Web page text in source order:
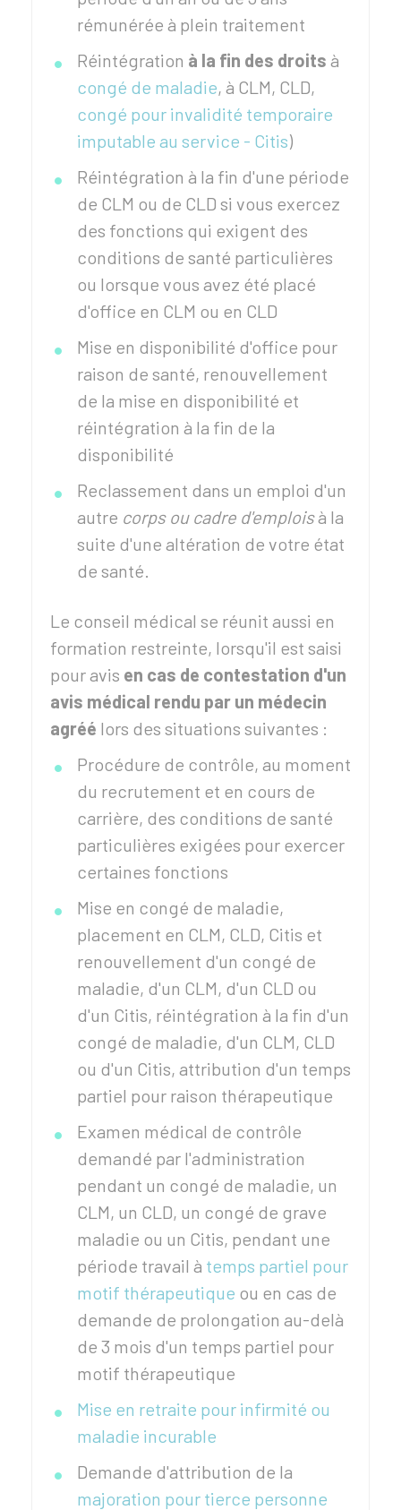
rémunérée à plein traitement
Réintégration à la fin des droits à
congé de maladie, à CLM, CLD,
congé pour invalidité temporaire
imputable au service - Citis)
Réintégration à la fin d'une période
de CLM ou de CLD si vous exercez
des fonctions qui exigent des
conditions de santé particulières
ou lorsque vous avez été placé
d'office en CLM ou en CLD
Mise en disponibilité d'office pour
raison de santé, renouvellement
de la mise en disponibilité et
réintégration à la fin de la
disponibilité
Reclassement dans un emploi d'un
autre corps ou cadre d'emploisà la
suite d'une altération de votre état
de santé.
Le conseil médical se réunit aussi en
formation restreinte, lorsqu'il est saisi
pour avis en cas de contestation d'un
avis médical rendu par un médecin
agréé lors des situations suivantes :
Procédure de contrôle, au moment
du recrutement et en cours de
carrière, des conditions de santé
particulières exigées pour exercer
certaines fonctions
Mise en congé de maladie,
placement en CLM, CLD, Citis et
renouvellement d'un congé de
maladie, d'un CLM, d'un CLD ou
d'un Citis, réintégration à la fin d'un
congé de maladie, d'un CLM, CLD
ou d'un Citis, attribution d'un temps
partiel pour raison thérapeutique
Examen médical de contrôle
demandé par l'administration
pendant un congé de maladie, un
CLM, un CLD, un congé de grave
maladie ou un Citis, pendant une
période travail à temps partiel pour
motif thérapeutique ou en cas de
demande de prolongation au-delà
de 3 mois d'un temps partiel pour
motif thérapeutique
Mise en retraite pour infirmité ou
maladie incurable
Demande d'attribution de la
majoration pour tierce personne